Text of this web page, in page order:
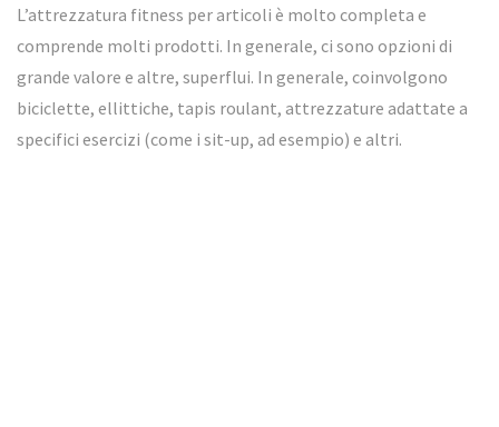
L’attrezzatura fitness per articoli è molto completa e
comprende molti prodotti. In generale, ci sono opzioni di
grande valore e altre, superflui. In generale, coinvolgono
biciclette, ellittiche, tapis roulant, attrezzature adattate a
specifici esercizi (come i sit-up, ad esempio) e altri.